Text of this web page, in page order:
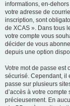
informations, en-
votre adresse de
inscription, sont
de XCAS ». Dans tous
votre compte vous
décider de vous
depuis une option
Votre mot de passe est
sécurisé. Cependant, il
passe sur plusieurs
d’accès à votre
précieusement. En